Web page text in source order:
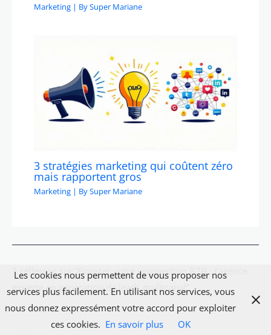
Marketing | BySuper Mariane
3 stratégies marketing qui coûtent zéro
mais rapportent gros
Marketing | BySuper Mariane
1 réflexion sur “Booster votre prospection B2B : l’agence
experte en génération de leads multicanal”
Les cookies nous permettent de vous proposer nos
services plus facilement. En utilisant nos services, vous
nous donnez expressément votre accord pour exploiter
ces cookies. En savoir plus OK